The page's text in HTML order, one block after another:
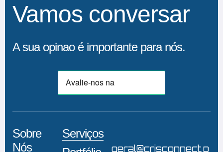
Vamos conversar
A sua opinao é importante para nós.
Sobre
Nós
Serviços
geral@crisconnect.p